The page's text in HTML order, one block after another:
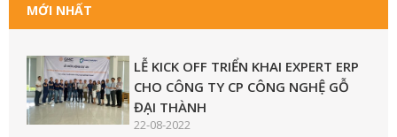
MỚI NHẤT
LỄ KICK OFF TRIỂN KHAI EXPERT ERP
CHO CÔNG TY CP CÔNG NGHỆ GỖ
ĐẠI THÀNH
22-08-2022